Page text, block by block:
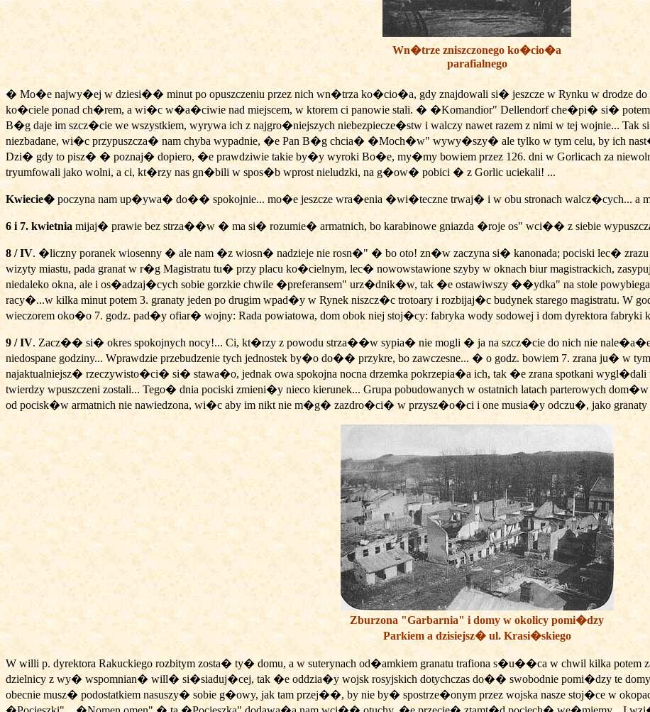
Wn�trze zniszczonego ko�cio�a
parafialnego
� Mo�e najwy�ej w dziesi�� minut po opuszczeniu przez nich wn�trza ko�cio�a, gdy znajdowali si� jeszcze w Rynku w drodze do
ko�ciele ponad ch�rem, a wi�c w�a�ciwie nad miejscem, w ktorem ci panowie stali. � �Komandior" Dellendorf che�pi� si�
B�g daje im szcz�cie we wszystkiem, wyrywa ich z najgro�niejszych niebezpiecze�stw i walczy nawet razem z nimi w tej wojnie...
niezbadane, wi�c przypuszcza� nam chyba wypadnie, �e Pan B�g chcia� �Moch�w" wywy�szy� ale tylko w tym celu, by ich
Dzi� gdy to pisz� � poznaj� dopiero, �e prawdziwie takie by�y wyroki Bo�e, my�my bowiem przez 126. dni w Gorlicach za
tryumfowali jako wolni, a ci, kt�rzy nas gn�bili w spos�b wprost nieludzki, na g�ow� pobici � z Gorlic uciekali! ...
Kwiecie� poczyna nam up�ywa� do�� spokojnie... mo�e jeszcze wra�enia �wi�teczne trwaj� i w obu stronach walcz�cych... a
6 i 7. kwietnia mijaj� prawie bez strza��w � ma si� rozumie� armatnich, bo karabinowe gniazda �roje os" wci�� z siebie
8 / IV. �liczny poranek wiosenny � ale nam �z wiosn� nadzieje nie rosn�" � bo oto! zn�w zaczyna si� kanonada; pociski lec�
wizyty miastu, pada granat w r�g Magistratu tu� przy placu ko�cielnym, lec� nowowstawione szyby w oknach biur magistrackich,
niedaleko okna, ale i os�adzaj�cych sobie gorzkie chwile �preferansem" urz�dnik�w, tak �e ostawiwszy ��ydka" na stole
racy�...w kilka minut potem 3. granaty jeden po drugim wpad�y w Rynek niszcz�c trotoary i rozbijaj�c budynek starego magistratu.
wieczorem oko�o 7. godz. pad�y ofiar� wojny: Rada powiatowa, dom obok niej stoj�cy: fabryka wody sodowej i dom dyrektora fabryki
9 / IV. Zacz�� si� okres spokojnych nocy!... Ci, kt�rzy z powodu strza��w sypia� nie mogli � ja na szcz�cie do nich nie
niedospane godziny... Wprawdzie przebudzenie tych jednostek by�o do�� przykre, bo zawczesne... � o godz. bowiem 7. zrana ju� w
najaktualniejsz� rzeczywisto�ci� si� stawa�o, jednak owa spokojna nocna drzemka pokrzepia�a ich, tak �e zrana spotkani
twierdzy wpuszczeni zostali... Tego� dnia pociski zmieni�y nieco kierunek... Grupa pobudowanych w ostatnich latach parterowych
od pocisk�w armatnich nie nawiedzona, wi�c aby im nikt nie m�g� zazdro�ci� w przysz�o�ci i one musia�y odczu�, jako
Zburzona "Garbarnia" i domy w okolicy pomi�dzy
Parkiem a dzisiejsz� ul. Krasi�skiego
W willi p. dyrektora Rakuckiego rozbitym zosta� ty� domu, a w suterynach od�amkiem granatu trafiona s�u��ca w chwil kilka
dzielnicy z wy� wspomnian� will� si�siaduj�cej, tak �e oddzia�y wojsk rosyjskich dotychczas do�� swobodnie pomi�dzy te
obecnie musz� podostatkiem nasuszy� sobie g�owy, jak tam przej��, by nie by� spostrze�onym przez wojska nasze stoj�ce w